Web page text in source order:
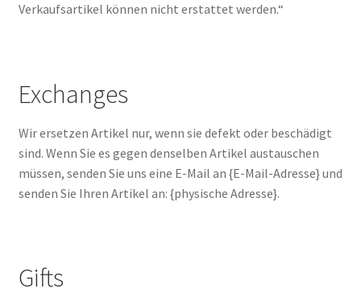
Verkaufsartikel können nicht erstattet werden.“
Exchanges
Wir ersetzen Artikel nur, wenn sie defekt oder beschädigt
sind. Wenn Sie es gegen denselben Artikel austauschen
müssen, senden Sie uns eine E-Mail an {E-Mail-Adresse} und
senden Sie Ihren Artikel an: {physische Adresse}.
Gifts